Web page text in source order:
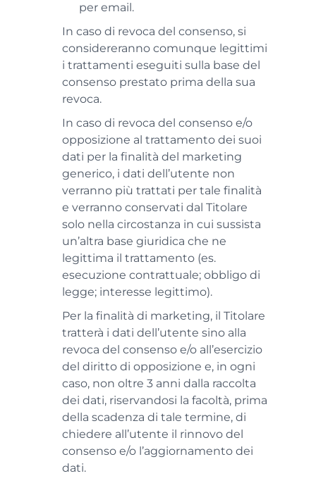
per email.
In caso di revoca del consenso, si
considereranno comunque legittimi
i trattamenti eseguiti sulla base del
consenso prestato prima della sua
revoca.
In caso di revoca del consenso e/o
opposizione al trattamento dei suoi
dati per la finalità del marketing
generico, i dati dell’utente non
verranno più trattati per tale finalità
e verranno conservati dal Titolare
solo nella circostanza in cui sussista
un’altra base giuridica che ne
legittima il trattamento (es.
esecuzione contrattuale; obbligo di
legge; interesse legittimo).
Per la finalità di marketing, il Titolare
tratterà i dati dell’utente sino alla
revoca del consenso e/o all’esercizio
del diritto di opposizione e, in ogni
caso, non oltre 3 anni dalla raccolta
dei dati, riservandosi la facoltà, prima
della scadenza di tale termine, di
chiedere all’utente il rinnovo del
consenso e/o l’aggiornamento dei
dati.